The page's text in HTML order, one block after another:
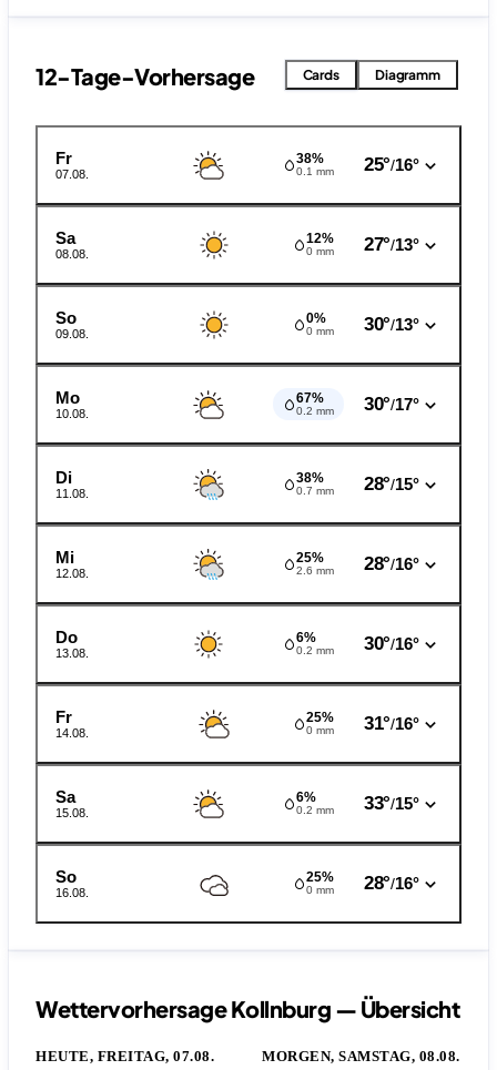
12-Tage-Vorhersage Cards Diagramm
Fr
07.08.
38%
0.1 mm 25°/16°
Sa
08.08.
12%
0 mm 27°/13°
So
09.08.
0%
0 mm 30°/13°
Mo
10.08.
67%
0.2 mm 30°/17°
Di
11.08.
38%
0.7 mm 28°/15°
Mi
12.08.
25%
2.6 mm 28°/16°
Do
13.08.
6%
0.2 mm 30°/16°
Fr
14.08.
25%
0 mm 31°/16°
Sa
15.08.
6%
0.2 mm 33°/15°
So
16.08.
25%
0 mm 28°/16°
Wettervorhersage Kollnburg — Übersicht
HEUTE, FREITAG, 07.08. MORGEN, SAMSTAG, 08.08.